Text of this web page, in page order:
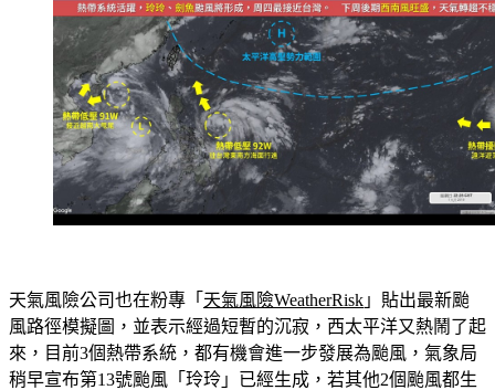
天氣風險公司也在粉專「 天氣風險WeatherRisk 」貼出最新颱
風路徑模擬圖，並表示經過短暫的沉寂，西太平洋又熱鬧了起
來，目前3個熱帶系統，都有機會進一步發展為颱風，氣象局
稍早宣布第13號颱風「玲玲」已經生成，若其他2個颱風都生